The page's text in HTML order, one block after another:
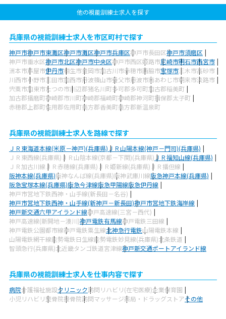
他の視能訓練士求人を探す
兵庫県の視能訓練士求人を市区町村で探す
神戸市神戸市東灘区神戸市灘区神戸市兵庫区神戸市長田区神戸市須磨区
神戸市垂水区神戸市北区神戸市中央区神戸市西区姫路市尼崎市明石市西宮市
洲本市芦屋市伊丹市相生市豊岡市加古川市赤穂市西脇市宝塚市三木市高砂市
川西市小野市三田市加西市丹波篠山市養父市丹波市南あわじ市朝来市淡路市
宍粟市加東市たつの市川辺郡猪名川町多可郡多可町加古郡稲美町
加古郡播磨町神崎郡市川町神崎郡福崎町神崎郡神河町揖保郡太子町
赤穂郡上郡町佐用郡佐用町美方郡香美町美方郡新温泉町
兵庫県の視能訓練士求人を路線で探す
ＪＲ東海道本線(米原－神戸)(兵庫県)ＪＲ山陽本線(神戸－門司)(兵庫県)
ＪＲ東西線(兵庫県) ＪＲ山陰本線(京都－下関)(兵庫県)ＪＲ福知山線(兵庫県)
ＪＲ加古川線 ＪＲ赤穂線(兵庫県) ＪＲ姫新線(兵庫県) ＪＲ播但線
阪神本線(兵庫県)阪神なんば線(兵庫県)阪神武庫川線阪急神戸本線(兵庫県)
阪急宝塚本線(兵庫県)阪急今津線阪急甲陽線阪急伊丹線
神戸市営地下鉄西神・山手線(新長田－名谷)
神戸市営地下鉄西神・山手線(新神戸－新長田)神戸市営地下鉄海岸線
神戸新交通六甲アイランド線神戸高速線(三宮－西代)
神戸高速線(新開地－湊川)神戸電鉄有馬線神戸電鉄三田線
神戸電鉄公園都市線神戸電鉄粟生線北神急行電鉄山陽電鉄本線
山陽電鉄網干線能勢電鉄日生線能勢電鉄妙見線(兵庫県)北条鉄道
智頭急行(兵庫県)北近畿タンゴ鉄道宮津線神戸新交通ポートアイランド線
兵庫県の視能訓練士求人を仕事内容で探す
病院介護福祉施設クリニック訪問リハビリ(在宅医療)企業保育園
小児リハビリ整骨院接骨院訪問マッサージ薬局・ドラッグストアその他